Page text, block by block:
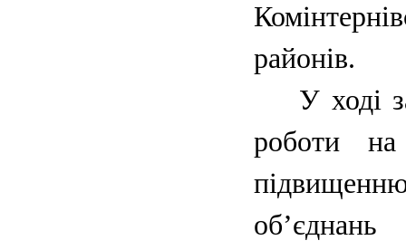
районів.
У ході
роботи